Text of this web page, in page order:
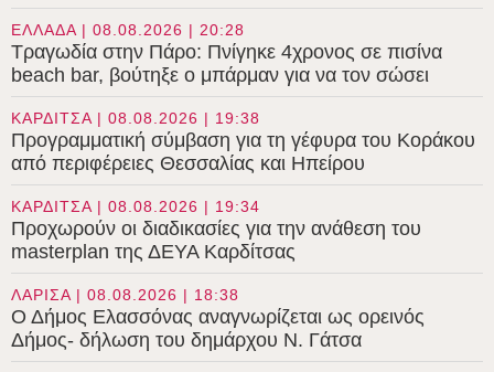
ΕΛΛΑΔΑ | 08.08.2026 | 20:28
Τραγωδία στην Πάρο: Πνίγηκε 4χρονος σε πισίνα
beach bar, βούτηξε ο μπάρμαν για να τον σώσει
ΚΑΡΔΙΤΣΑ | 08.08.2026 | 19:38
Προγραμματική σύμβαση για τη γέφυρα του Κοράκου
από περιφέρειες Θεσσαλίας και Ηπείρου
ΚΑΡΔΙΤΣΑ | 08.08.2026 | 19:34
Προχωρούν οι διαδικασίες για την ανάθεση του
masterplan της ΔΕΥΑ Καρδίτσας
ΛΑΡΙΣΑ | 08.08.2026 | 18:38
Ο Δήμος Ελασσόνας αναγνωρίζεται ως ορεινός
Δήμος- δήλωση του δημάρχου Ν. Γάτσα